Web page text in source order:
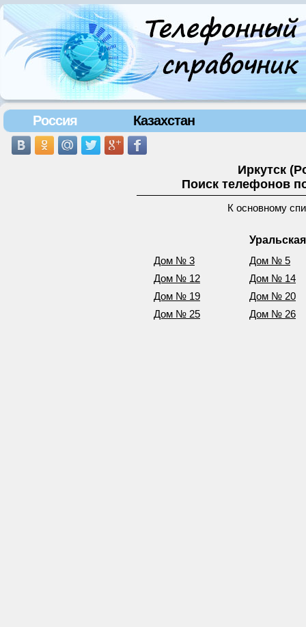
Россия Казахстан
Иркутск
Поиск телефонов
К основному
Дом № 3
Дом № 5
Дом № 12
Дом № 14
Дом № 19
Дом № 20
Дом № 25
Дом № 26